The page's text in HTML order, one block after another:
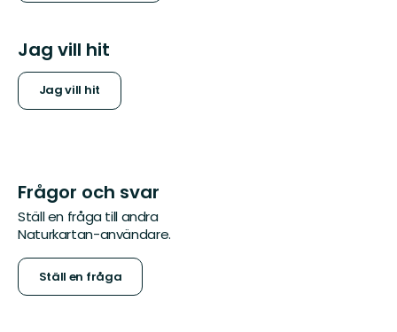
Jag vill hit
Jag vill hit
Frågor och svar
Ställ en fråga till andra
Naturkartan-användare.
Ställ en fråga